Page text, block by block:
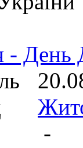
- День
-